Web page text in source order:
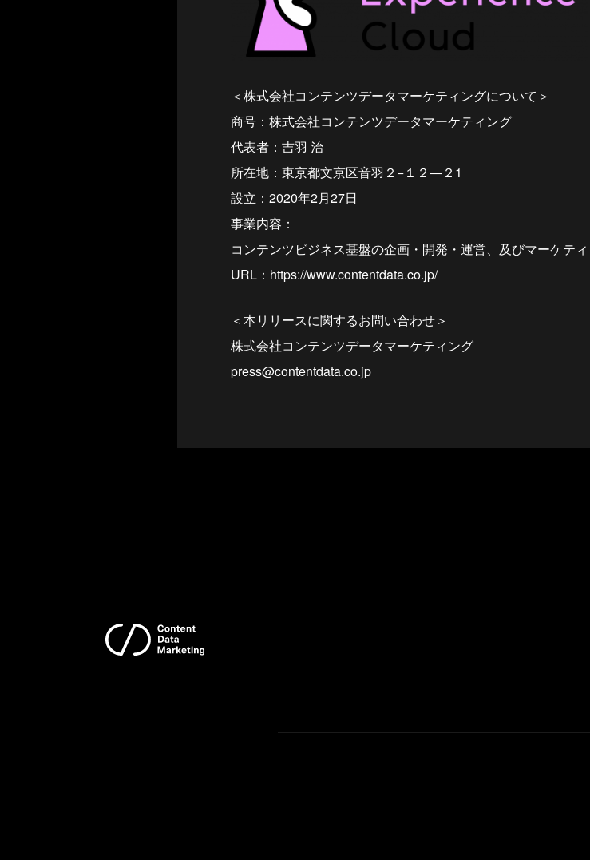
＜株式会社コンテンツデータマーケティングについて＞
商号：株式会社コンテンツデータマーケティング
代表者：吉羽 治
所在地：東京都文京区音羽２−１２―２1
設立：2020年2月27日
事業内容：
コンテンツビジネス基盤の企画・開発・運営、及びマーケテ
URL：https://www.contentdata.co.jp/
＜本リリースに関するお問い合わせ＞
株式会社コンテンツデータマーケティング
press@contentdata.co.jp